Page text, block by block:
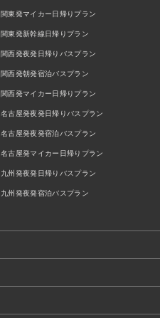
関東発マイカー日帰りプラン
関東発新幹線日帰りプラン
関西発夜発日帰りバスプラン
関西発朝発宿泊バスプラン
関西発マイカー日帰りプラン
名古屋発夜発日帰りバスプラン
名古屋発夜発宿泊バスプラン
名古屋発マイカー日帰りプラン
九州発夜発日帰りバスプラン
九州発夜発宿泊バスプラン